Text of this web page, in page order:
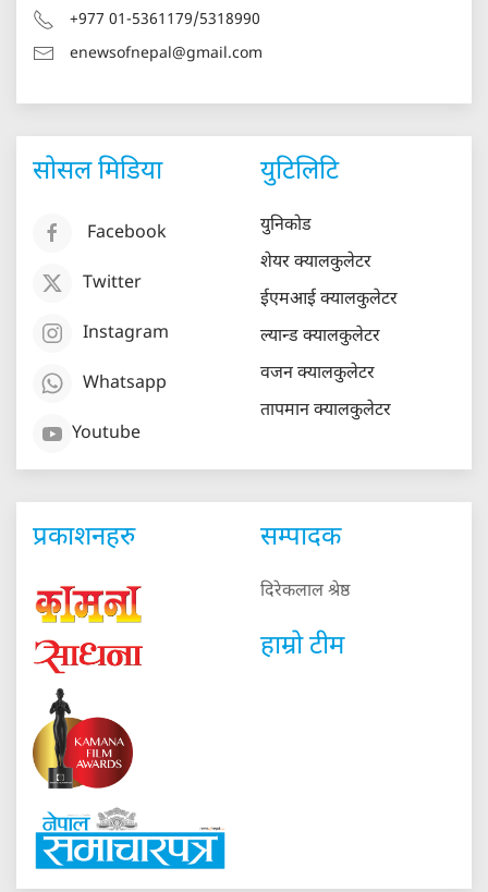
+977 01-5361179/5318990
enewsofnepal@gmail.com
सोसल मिडिया
Facebook
Twitter
Instagram
Whatsapp
Youtube
युटिलिटि
युनिकोड
शेयर क्यालकुलेटर
ईएमआई क्यालकुलेटर
ल्यान्ड क्यालकुलेटर
वजन क्यालकुलेटर
तापमान क्यालकुलेटर
प्रकाशनहरु सम्पादक
दिरेकलाल श्रेष्ठ
हाम्रो टीम